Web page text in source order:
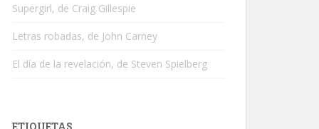
Supergirl, de Craig Gillespie
Letras robadas, de John Carney
El día de la revelación, de Steven Spielberg